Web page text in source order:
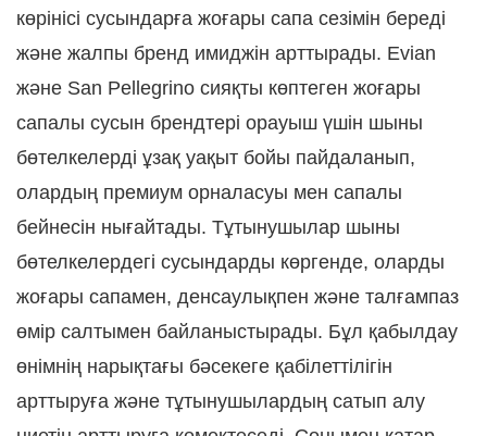
көрінісі сусындарға жоғары сапа сезімін береді
және жалпы бренд имиджін арттырады. Evian
және San Pellegrino сияқты көптеген жоғары
сапалы сусын брендтері орауыш үшін шыны
бөтелкелерді ұзақ уақыт бойы пайдаланып,
олардың премиум орналасуы мен сапалы
бейнесін нығайтады. Тұтынушылар шыны
бөтелкелердегі сусындарды көргенде, оларды
жоғары сапамен, денсаулықпен және талғампаз
өмір салтымен байланыстырады. Бұл қабылдау
өнімнің нарықтағы бәсекеге қабілеттілігін
арттыруға және тұтынушылардың сатып алу